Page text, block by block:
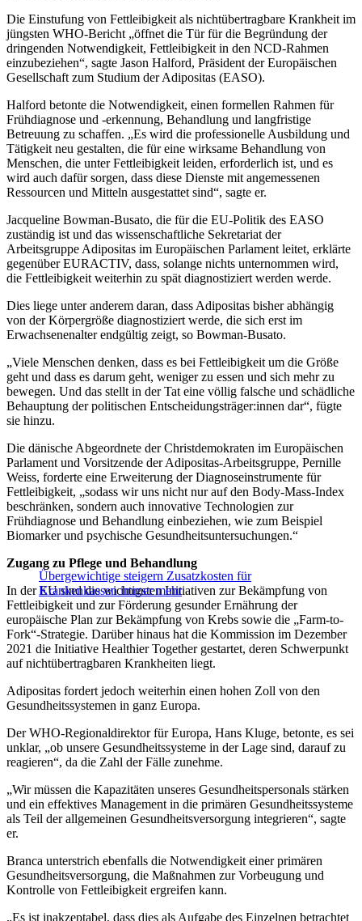
Die Einstufung von Fettleibigkeit als nichtübertragbare Krankheit im
jüngsten WHO-Bericht „öffnet die Tür für die Begründung der
dringenden Notwendigkeit, Fettleibigkeit in den NCD-Rahmen
einzubeziehen“, sagte Jason Halford, Präsident der Europäischen
Gesellschaft zum Studium der Adipositas (EASO).
Halford betonte die Notwendigkeit, einen formellen Rahmen für
Frühdiagnose und -erkennung, Behandlung und langfristige
Betreuung zu schaffen. „Es wird die professionelle Ausbildung und
Tätigkeit neu gestalten, die für eine wirksame Behandlung von
Menschen, die unter Fettleibigkeit leiden, erforderlich ist, und es
wird auch dafür sorgen, dass diese Dienste mit angemessenen
Ressourcen und Mitteln ausgestattet sind“, sagte er.
Jacqueline Bowman-Busato, die für die EU-Politik des EASO
zuständig ist und das wissenschaftliche Sekretariat der
Arbeitsgruppe Adipositas im Europäischen Parlament leitet, erklärte
gegenüber EURACTIV, dass, solange nichts unternommen wird,
die Fettleibigkeit weiterhin zu spät diagnostiziert werden werde.
Dies liege unter anderem daran, dass Adipositas bisher abhängig
von der Körpergröße diagnostiziert werde, die sich erst im
Erwachsenenalter endgültig zeigt, so Bowman-Busato.
„Viele Menschen denken, dass es bei Fettleibigkeit um die Größe
geht und dass es darum geht, weniger zu essen und sich mehr zu
bewegen. Und das stellt in der Tat eine völlig falsche und schädliche
Behauptung der politischen Entscheidungsträger:innen dar“, fügte
sie hinzu.
Die dänische Abgeordnete der Christdemokraten im Europäischen
Parlament und Vorsitzende der Adipositas-Arbeitsgruppe, Pernille
Weiss, forderte eine Erweiterung der Diagnoseinstrumente für
Fettleibigkeit, „sodass wir uns nicht nur auf den Body-Mass-Index
beschränken, sondern auch innovative Technologien zur
Frühdiagnose und Behandlung einbeziehen, wie zum Beispiel
Biomarker und psychische Gesundheitsuntersuchungen.“
Übergewichtige steigern Zusatzkosten für
Krankenkassen immer mehr
Zugang zu Pflege und Behandlung
In der EU sind die wichtigsten Initiativen zur Bekämpfung von
Fettleibigkeit und zur Förderung gesunder Ernährung der
europäische Plan zur Bekämpfung von Krebs sowie die „Farm-to-
Fork“-Strategie. Darüber hinaus hat die Kommission im Dezember
2021 die Initiative Healthier Together gestartet, deren Schwerpunkt
auf nichtübertragbaren Krankheiten liegt.
Adipositas fordert jedoch weiterhin einen hohen Zoll von den
Gesundheitssystemen in ganz Europa.
Der WHO-Regionaldirektor für Europa, Hans Kluge, betonte, es sei
unklar, „ob unsere Gesundheitssysteme in der Lage sind, darauf zu
reagieren“, da die Zahl der Fälle zunehme.
„Wir müssen die Kapazitäten unseres Gesundheitspersonals stärken
und ein effektives Management in die primären Gesundheitssysteme
als Teil der allgemeinen Gesundheitsversorgung integrieren“, sagte
er.
Branca unterstrich ebenfalls die Notwendigkeit einer primären
Gesundheitsversorgung, die Maßnahmen zur Vorbeugung und
Kontrolle von Fettleibigkeit ergreifen kann.
„Es ist inakzeptabel, dass dies als Aufgabe des Einzelnen betrachtet